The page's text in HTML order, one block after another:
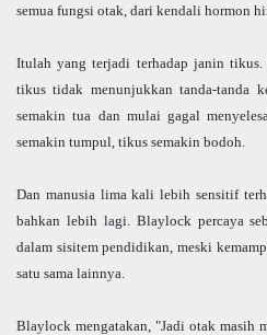
semua fungsi otak, dari kendali hormon
Itulah yang terjadi terhadap janin
tikus tidak menunjukkan tanda-tanda
semakin tua dan mulai gagal
semakin tumpul, tikus semakin bodoh.
Dan manusia lima kali lebih sensitif
bahkan lebih lagi. Blaylock percaya
dalam sisitem pendidikan, meski
satu sama lainnya.
Blaylock mengatakan, "Jadi otak masih